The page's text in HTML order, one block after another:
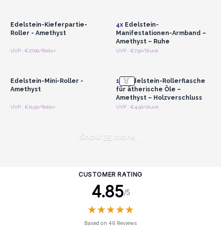
Edelstein-Kieferpartie-
Roller - Amethyst
UVP : €27.00/Roller
4xEdelstein-
Manifestationen-Armband –
Amethyst – Ruhe
UVP : €7.50/Stuck
Anmelden oder
Edelstein-Mini-Roller -
Amethyst
UVP : €11.50/Roller
Anmelden oder
10xEdelstein-Rollerflasche
für ätherische Öle –
Amethyst – Holzverschluss
UVP : €4.50/stuck
Show 35 more
CUSTOMER RATING
4.85/5
★★★★★
★★★★★
Based on 46 Reviews